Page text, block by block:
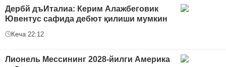
Дербй дъИталиа: Керим Алажбеговик
Ювентус сафида дебют қилиши мумкин
Кеча 22:12
Лионель Мессининг 2028-йилги Америка